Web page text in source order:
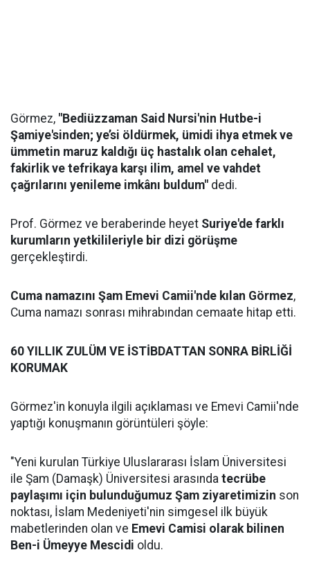
Görmez, "Bediüzzaman Said Nursi'nin Hutbe-i
Şamiye'sinden; ye’si öldürmek, ümidi ihya etmek ve
ümmetin maruz kaldığı üç hastalık olan cehalet,
fakirlik ve tefrikaya karşı ilim, amel ve vahdet
çağrılarını yenileme imkânı buldum" dedi.
Prof. Görmez ve beraberinde heyet Suriye'de farklı
kurumların yetkilileriyle bir dizi görüşme
gerçekleştirdi.
Cuma namazını Şam Emevi Camii'nde kılan Görmez,
Cuma namazı sonrası mihrabından cemaate hitap etti.
60 YILLIK ZULÜM VE İSTİBDATTAN SONRA BİRLİĞİ
KORUMAK
Görmez'in konuyla ilgili açıklaması ve Emevi Camii'nde
yaptığı konuşmanın görüntüleri şöyle:
"Yeni kurulan Türkiye Uluslararası İslam Üniversitesi
ile Şam (Damaşk) Üniversitesi arasında tecrübe
paylaşımı için bulunduğumuz Şam ziyaretimizin son
noktası, İslam Medeniyeti'nin simgesel ilk büyük
mabetlerinden olan ve Emevi Camisi olarak bilinen
Ben-i Ümeyye Mescidi oldu.